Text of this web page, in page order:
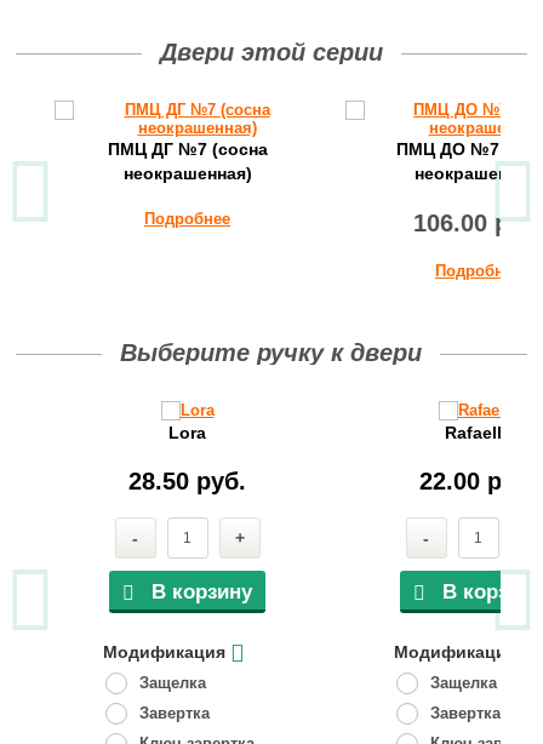
Двери этой серии
ПМЦ ДГ №7 (сосна
неокрашенная)
Подробнее
ПМЦ ДО №7
неокрашенная)
106.00 руб.
Подробнее
Выберите ручку к двери
Lora
28.50 руб.
- +
В корзину
Модификация
Защелка
Завертка
Rafaella
22.00 руб.
-
В корзину
Модификация
Защелка
Завертка